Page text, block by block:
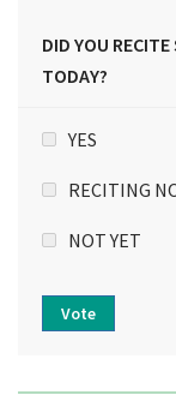
DID YOU
TODAY?
YES
RECITING
NOT YET
Vote